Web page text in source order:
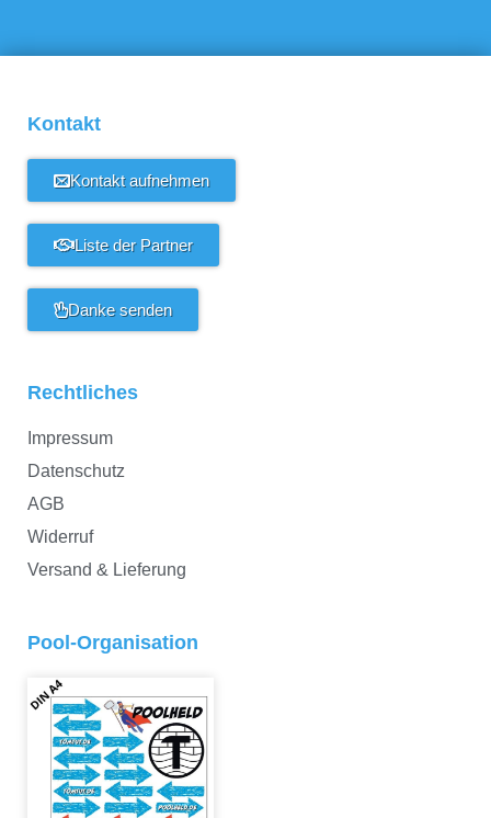
Kontakt
Kontakt aufnehmen
Liste der Partner
Danke senden
Rechtliches
Impressum
Datenschutz
AGB
Widerruf
Versand & Lieferung
Pool-Organisation